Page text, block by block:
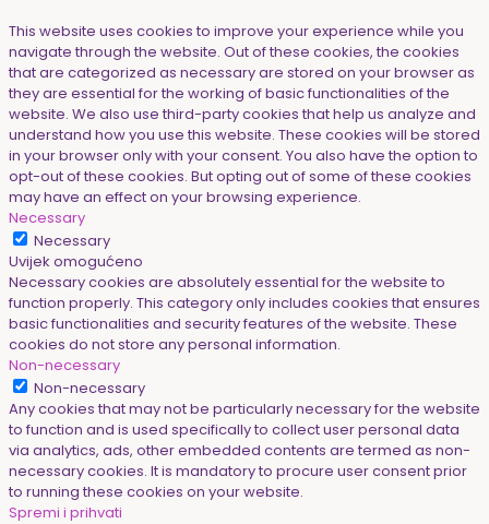
This website uses cookies to improve your experience while you
navigate through the website. Out of these cookies, the cookies
that are categorized as necessary are stored on your browser as
they are essential for the working of basic functionalities of the
website. We also use third-party cookies that help us analyze and
understand how you use this website. These cookies will be stored
in your browser only with your consent. You also have the option to
opt-out of these cookies. But opting out of some of these cookies
may have an effect on your browsing experience.
Necessary
Necessary
Uvijek omogućeno
Necessary cookies are absolutely essential for the website to
function properly. This category only includes cookies that ensures
basic functionalities and security features of the website. These
cookies do not store any personal information.
Non-necessary
Non-necessary
Any cookies that may not be particularly necessary for the website
to function and is used specifically to collect user personal data
via analytics, ads, other embedded contents are termed as non-
necessary cookies. It is mandatory to procure user consent prior
to running these cookies on your website.
Spremi i prihvati